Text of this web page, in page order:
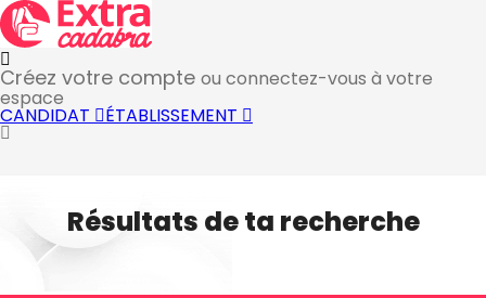
Créez votre compte ou connectez-vous à votre
espace
CANDIDAT ÉTABLISSEMENT
Résultats de ta recherche